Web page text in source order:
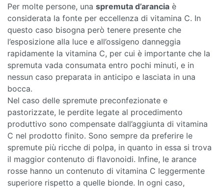
Per molte persone, una spremuta d’arancia è
considerata la fonte per eccellenza di vitamina C. In
questo caso bisogna però tenere presente che
l’esposizione alla luce e all’ossigeno danneggia
rapidamente la vitamina C, per cui è importante che la
spremuta vada consumata entro pochi minuti, e in
nessun caso preparata in anticipo e lasciata in una
bocca.
Nel caso delle spremute preconfezionate e
pastorizzate, le perdite legate al procedimento
produttivo sono compensate dall’aggiunta di vitamina
C nel prodotto finito. Sono sempre da preferire le
spremute più ricche di polpa, in quanto in essa si trova
il maggior contenuto di flavonoidi. Infine, le arance
rosse hanno un contenuto di vitamina C leggermente
superiore rispetto a quelle bionde. In ogni caso,